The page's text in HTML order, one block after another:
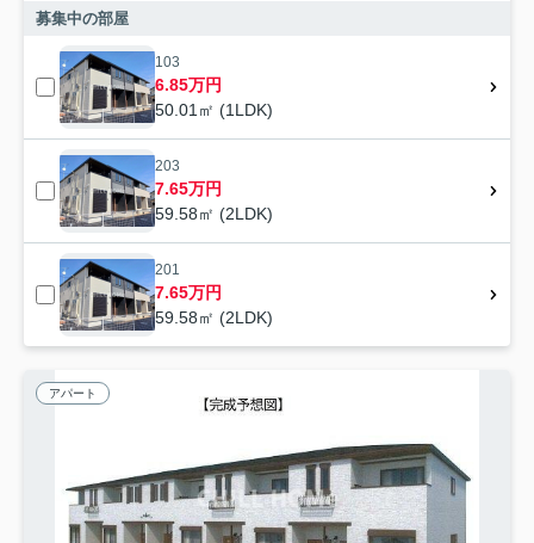
募集中の部屋
103
6.85万円
50.01㎡ (1LDK)
203
7.65万円
59.58㎡ (2LDK)
201
7.65万円
59.58㎡ (2LDK)
アパート